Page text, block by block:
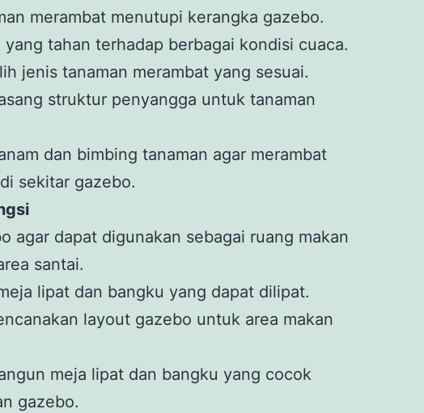
merambat menutupi kerangka gazebo.
yang tahan terhadap berbagai kondisi cuaca.
jenis tanaman merambat yang sesuai.
struktur penyangga untuk tanaman
dan bimbing tanaman agar merambat
sekitar gazebo.
agar dapat digunakan sebagai ruang makan
santai.
lipat dan bangku yang dapat dilipat.
layout gazebo untuk area makan
meja lipat dan bangku yang cocok
gazebo.